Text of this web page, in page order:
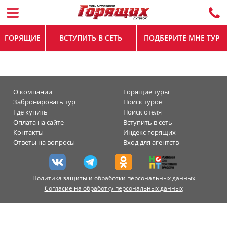
ГОРЯЩИЕ ВСТУПИТЬ В СЕТЬ ПОДБЕРИТЕ МНЕ ТУР
О компании
Горящие туры
Забронировать тур
Поиск туров
Где купить
Поиск отеля
Оплата на сайте
Вступить в сеть
Контакты
Индекс горящих
Ответы на вопросы
Вход для агентств
Политика защиты и обработки персональных данных
Согласие на обработку персональных данных